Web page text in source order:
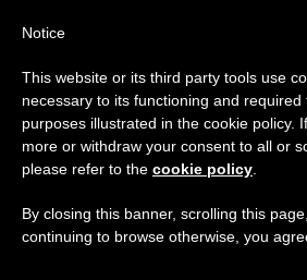
ETIQUETA
Posts
Mexico Y
Aviso importante
Del 27 de julio al 7 de agosto
anual, aprovechando que en el
se generan menos informaciones
Notice
This website or its third party tools use
necessary to its functioning and required
purposes illustrated in the cookie policy.
more or withdraw your consent to all or
please refer to the cookie policy
By closing this banner, scrolling this
continuing to browse otherwise, you